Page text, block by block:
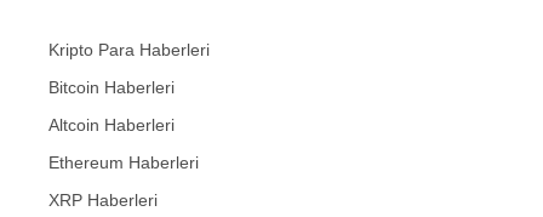
Kripto Para Haberleri
Bitcoin Haberleri
Altcoin Haberleri
Ethereum Haberleri
XRP Haberleri